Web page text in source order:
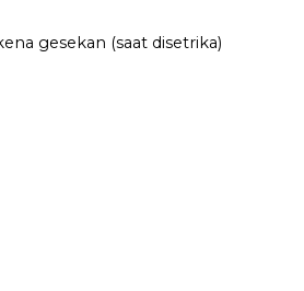
gesekan (saat disetrika)